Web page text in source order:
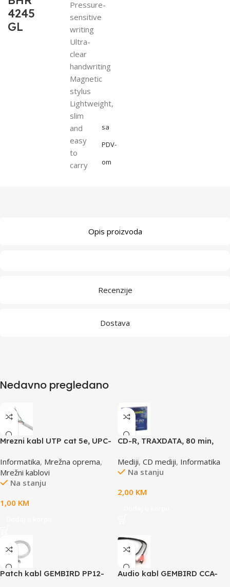
4245
GL
Pressure-
sensitive
writing
Ultra-
clear
handwriting
Magnetic
stylus
Lightweight,
slim
and
easy
to
carry
sa
PDV-
om
Opis proizvoda
Recenzije
Dostava
Nedavno pregledano
Mrezni kabl UTP cat 5e, UPC-
Informatika, Mrežna oprema,
Mrežni kablovi
Na stanju
1,00 KM
CD-R, TRAXDATA, 80 min,
Mediji, CD mediji, Informatika
Na stanju
2,00 KM
Patch kabl GEMBIRD PP12-
Audio kabl GEMBIRD CCA-